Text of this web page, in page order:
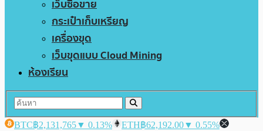
เว็บซื้อขาย
กระเป๋าเก็บเหรียญ
เครื่องขุด
เว็บขุดแบบ Cloud Mining
ห้องเรียน
BTC฿2,131,765▼ 0.13% ETH฿62,192.00▼ 0.55%